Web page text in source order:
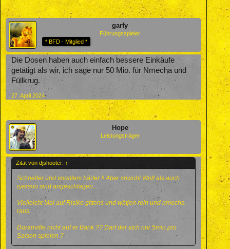
garfy
Führungsspieler
* BFD - Mitglied *
Die Dosen haben auch einfach bessere Einkäufe
getätigt als wir, ich sage nur 50 Mio. für Nmecha und
Füllkrug.
27. April 2024
Hope
Leistungsträger
Zitat von djshooter: ↑
Schneller und vorallem härter !! Aber sowohl Wolf als auch
ryerson sind angeschlagen...
Vielleicht Mal auf Risiko gittens und wätjen rein und nmecha
raus.
Duranville nicht auf er Bank ?? Darf der sich nur 5min pro
Saison spielen ?